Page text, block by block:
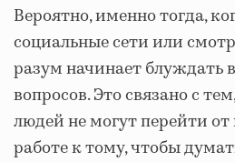
Вероятно, именно тогда,
социальные сети или
разум начинает блуждать
вопросов. Это связано с
людей не могут перейти
работе к тому, чтобы